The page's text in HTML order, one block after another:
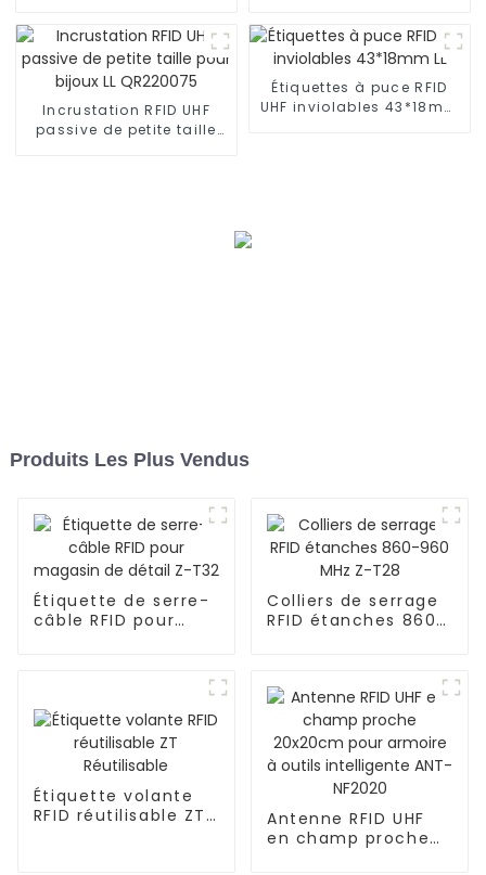
M2808
Incrustation RFID UHF
passive de petite taille
Étiquettes à puce RFID
UHF inviolables 43*18mm
Produits Les Plus Vendus
Étiquette de serre-
câble RFID pour
Colliers de serrage
RFID étanches 860-
Étiquette volante
RFID réutilisable ZT
Antenne RFID UHF
en champ proche